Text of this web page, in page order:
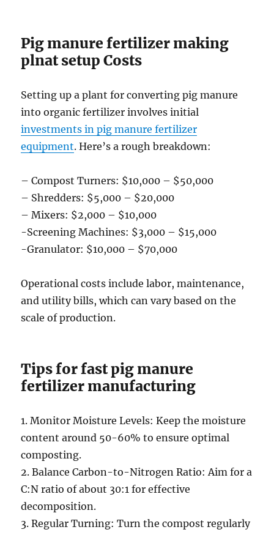
Pig manure fertilizer making
plnat setup Costs
Setting up a plant for converting pig manure
into organic fertilizer involves initial
investments in pig manure fertilizer
equipment. Here’s a rough breakdown:
– Compost Turners: $10,000 – $50,000
– Shredders: $5,000 – $20,000
– Mixers: $2,000 – $10,000
-Screening Machines: $3,000 – $15,000
-Granulator: $10,000 – $70,000
Operational costs include labor, maintenance,
and utility bills, which can vary based on the
scale of production.
Tips for fast pig manure
fertilizer manufacturing
1. Monitor Moisture Levels: Keep the moisture
content around 50-60% to ensure optimal
composting.
2. Balance Carbon-to-Nitrogen Ratio: Aim for a
C:N ratio of about 30:1 for effective
decomposition.
3. Regular Turning: Turn the compost regularly